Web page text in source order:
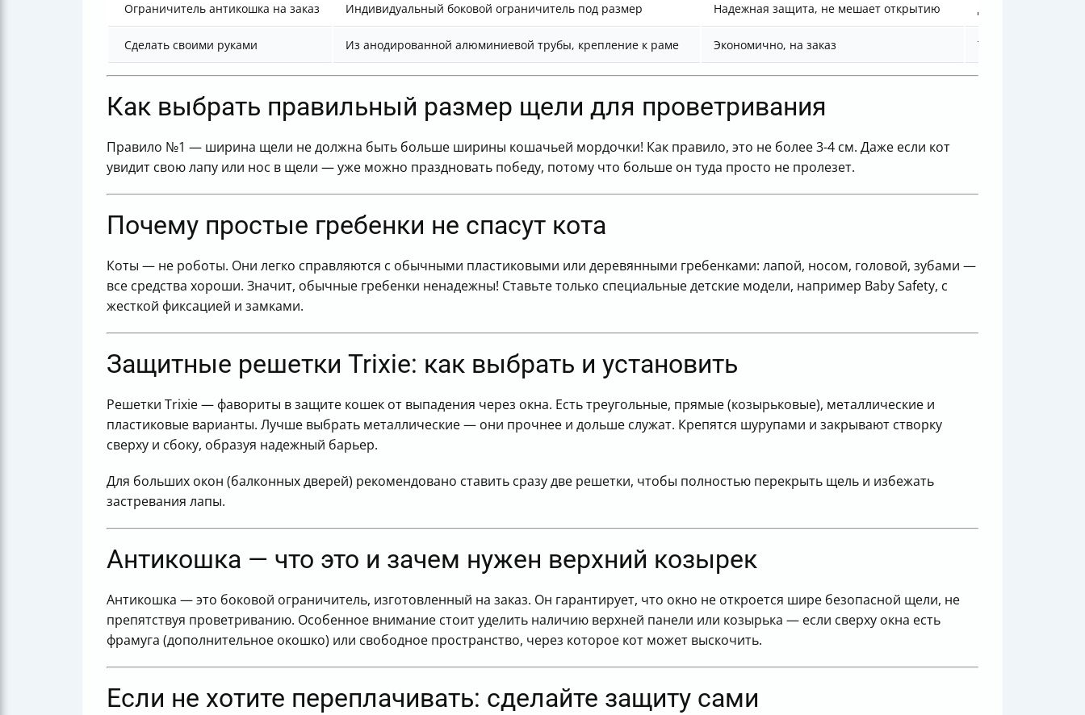
Ограничитель антикошка на заказ Индивидуальный боковой ограничитель под размер Надежная защита, не мешает открытию Дороже, 700–2000
Сделать своими руками Из анодированной алюминиевой трубы, крепление к раме Экономично, на заказ Требует навыков,
Как выбрать правильный размер щели для проветривания
Правило №1 — ширина щели не должна быть больше ширины кошачьей мордочки! Как правило, это не более 3-4 см. Даже если кот
увидит свою лапу или нос в щели — уже можно праздновать победу, потому что больше он туда просто не пролезет.
Почему простые гребенки не спасут кота
Коты — не роботы. Они легко справляются с обычными пластиковыми или деревянными гребенками: лапой, носом, головой, зубами —
все средства хороши. Значит, обычные гребенки ненадежны! Ставьте только специальные детские модели, например Baby Safety, с
жесткой фиксацией и замками.
Защитные решетки Trixie: как выбрать и установить
Решетки Trixie — фавориты в защите кошек от выпадения через окна. Есть треугольные, прямые (козырьковые), металлические и
пластиковые варианты. Лучше выбрать металлические — они прочнее и дольше служат. Крепятся шурупами и закрывают створку
сверху и сбоку, образуя надежный барьер.
Для больших окон (балконных дверей) рекомендовано ставить сразу две решетки, чтобы полностью перекрыть щель и избежать
застревания лапы.
Антикошка — что это и зачем нужен верхний козырек
Антикошка — это боковой ограничитель, изготовленный на заказ. Он гарантирует, что окно не откроется шире безопасной щели, не
препятствуя проветриванию. Особенное внимание стоит уделить наличию верхней панели или козырька — если сверху окна есть
фрамуга (дополнительное окошко) или свободное пространство, через которое кот может выскочить.
Если не хотите переплачивать: сделайте защиту сами